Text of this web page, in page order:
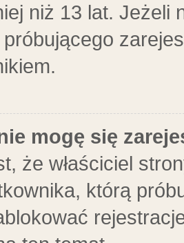
niż 13 lat. Jeżeli
mogę się
że właściciel
którą